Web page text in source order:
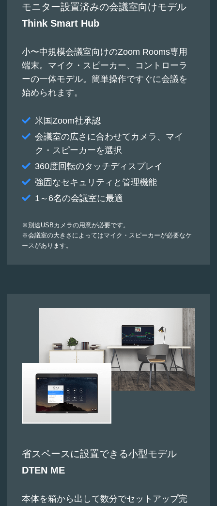
モニター設置済みの会議室向けモデル
Think Smart Hub
小〜中規模会議室向けのZoom Rooms専用
端末。マイク・スピーカー、コントローラ
ーの一体モデル。簡単操作ですぐに会議を
始められます。
米国Zoom社承認
会議室の広さに合わせてカメラ、マイ
ク・スピーカーを選択
360度回転のタッチディスプレイ
強固なセキュリティと管理機能
1～6名の会議室に最適
※別途USBカメラの用意が必要です。
※会議室の大きさによってはマイク・スピーカーが必要なケ
ースがあります。
省スペースに設置できる小型モデル
DTEN ME
本体を箱から出して数分でセットアップ完